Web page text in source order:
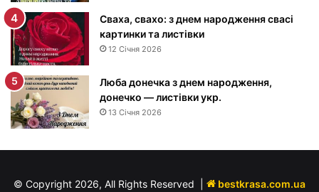
д
ж
е
н
н
я
у
ж
Сваха, свахо: з днем народження свасі
картинки та листівки
12 Січня 2026
Люба донечка з днем народження,
донечко — листівки укр.
13 Січня 2026
© Copyright 2026, All Rights Reserved | bestkrasa.com.ua